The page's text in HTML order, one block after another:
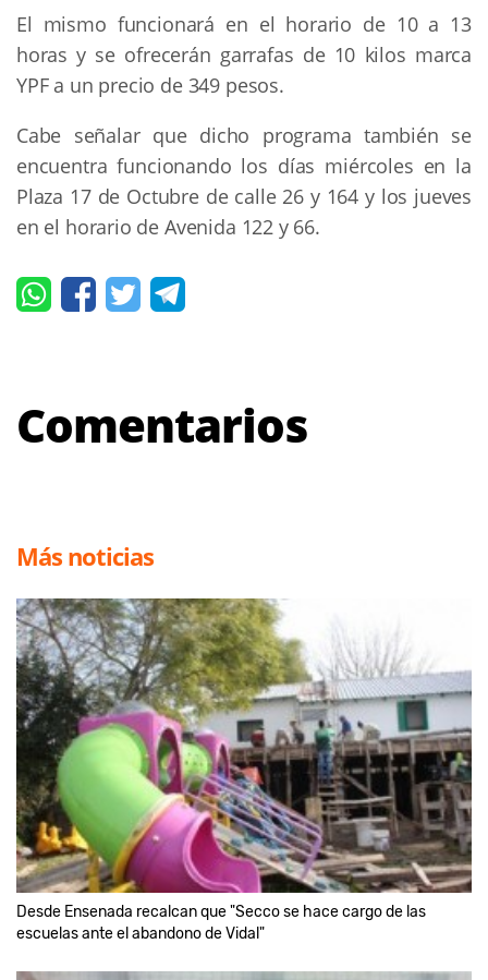
El mismo funcionará en el horario de 10 a 13
horas y se ofrecerán garrafas de 10 kilos marca
YPF a un precio de 349 pesos.
Cabe señalar que dicho programa también se
encuentra funcionando los días miércoles en la
Plaza 17 de Octubre de calle 26 y 164 y los jueves
en el horario de Avenida 122 y 66.
Comentarios
Más noticias
Desde Ensenada recalcan que "Secco se hace cargo de las
escuelas ante el abandono de Vidal"